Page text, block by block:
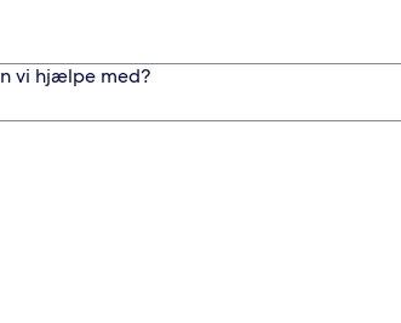
vi hjælpe med?